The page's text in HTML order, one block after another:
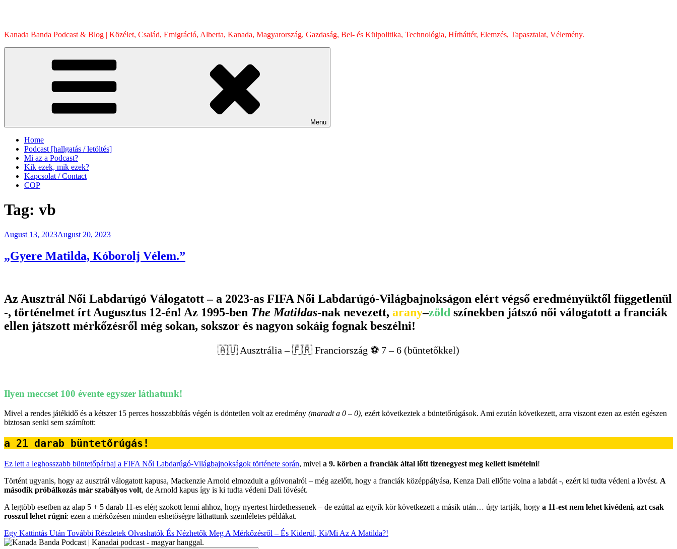
Kanada Banda Podcast & Blog | Közélet, Család, Emigráció, Alberta, Kanada, Magyarország, Gazdaság, Bel- és Külpolitika, Technológia, Hírháttér, Elemzés, Tapasztalat, Vélemény.
Menu
Home
Podcast [hallgatás / letöltés]
Mi az a Podcast?
Kik ezek, mik ezek?
Kapcsolat / Contact
COP
Tag: vb
Posted
August 13, 2023August 20, 2023
„Gyere Matilda, Kóborolj Vélem.”
Az Ausztrál Női Labdarúgó Válogatott – a 2023-as FIFA Női Labdarúgó-Világbajnokságon elért végső eredményüktől függetlenül
-, történelmet írt Augusztus 12-én! Az 1995-ben The Matildas-nak nevezett, arany–zöld színekben játszó női válogatott a franciák
ellen játszott mérkőzésről még sokan, sokszor és nagyon sokáig fognak beszélni!
🇦🇺 Ausztrália – 🇫🇷 Franciország ⚽️ 7 – 6 (büntetőkkel)
Ilyen meccset 100 évente egyszer láthatunk!
Mivel a rendes játékidő és a kétszer 15 perces hosszabbítás végén is döntetlen volt az eredmény (maradt a 0 – 0), ezért következtek a büntetőrúgások. Ami ezután következett, arra viszont ezen az estén egészen
biztosan senki sem számított:
a 21 darab büntetőrúgás!
Ez lett a leghosszabb büntetőpárbaj a FIFA Női Labdarúgó-Világbajnokságok története során, mivel a 9. körben a franciák által lőtt tizenegyest meg kellett ismételni!
Történt ugyanis, hogy az ausztrál válogatott kapusa, Mackenzie Arnold elmozdult a gólvonalról – még azelőtt, hogy a franciák középpályása, Kenza Dali ellőtte volna a labdát -, ezért ki tudta védeni a lövést. A
második próbálkozás már szabályos volt, de Arnold kapus így is ki tudta védeni Dali lövését.
A legtöbb esetben az alap 5 + 5 darab 11-es elég szokott lenni ahhoz, hogy nyertest hirdethessenek – de ezúttal az egyik kör következett a másik után… úgy tartják, hogy a 11-est nem lehet kivédeni, azt csak
rosszul lehet rúgni: ezen a mérkőzésen minden eshetőségre láthattunk szemléletes példákat.
Egy Kattintás Után További Részletek Olvashatók És Nézhetők Meg A Mérkőzésről – És Kiderül, Ki/Mi Az A Matilda?!